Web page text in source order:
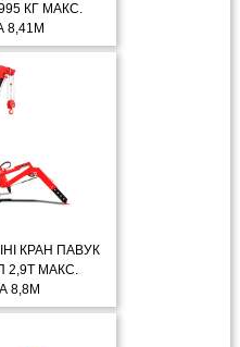
КГ МАКС.
8,41М
КРАН ПАВУК
2,9Т МАКС.
8,8М